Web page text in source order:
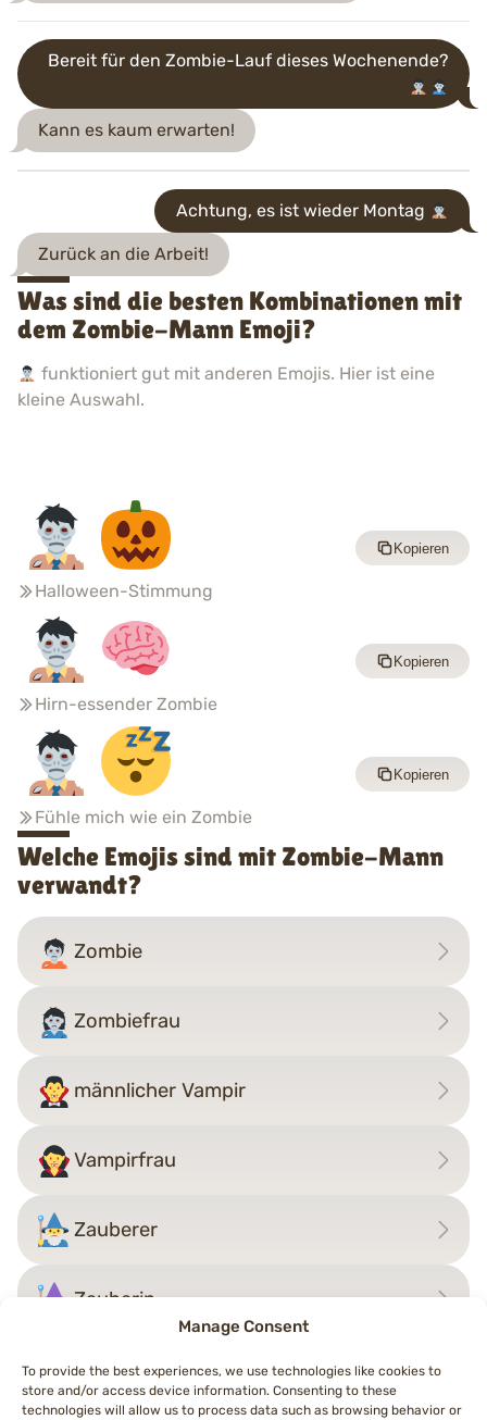
Manage Consent
To provide the best experiences, we use technologies like cookies to
store and/or access device information. Consenting to these
technologies will allow us to process data such as browsing behavior or
Bereit für den Zombie-Lauf dieses Wochenende?
Kann es kaum erwarten!
Achtung, es ist wieder Montag
Zurück an die Arbeit!
Was sind die besten Kombinationen mit
dem Zombie-Mann Emoji?
funktioniert gut mit anderen Emojis. Hier ist eine
kleine Auswahl.
Halloween-Stimmung
Kopieren
Hirn-essender Zombie
Kopieren
Fühle mich wie ein Zombie
Kopieren
Welche Emojis sind mit Zombie-Mann
verwandt?
Zombie
Zombiefrau
männlicher Vampir
Vampirfrau
Zauberer
Zauberin
← ZombiefrauZombie→